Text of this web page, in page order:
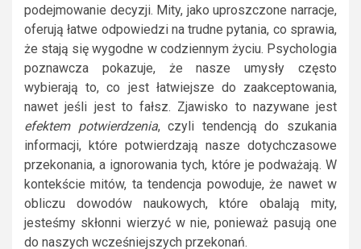
podejmowanie decyzji. Mity, jako uproszczone narracje,
oferują łatwe odpowiedzi na trudne pytania, co sprawia,
że stają się wygodne w codziennym życiu. Psychologia
poznawcza pokazuje, że nasze umysły często
wybierają to, co jest łatwiejsze do zaakceptowania,
nawet jeśli jest to fałsz. Zjawisko to nazywane jest
efektem potwierdzenia, czyli tendencją do szukania
informacji, które potwierdzają nasze dotychczasowe
przekonania, a ignorowania tych, które je podważają. W
kontekście mitów, ta tendencja powoduje, że nawet w
obliczu dowodów naukowych, które obalają mity,
jesteśmy skłonni wierzyć w nie, ponieważ pasują one
do naszych wcześniejszych przekonań.